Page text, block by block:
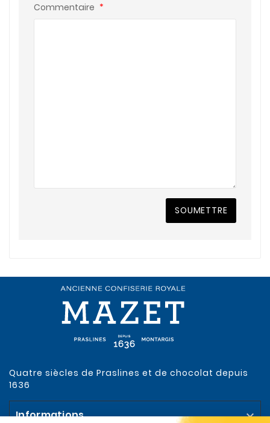
Commentaire *
SOUMETTRE
Quatre siècles de Praslines et de chocolat depuis
1636
Informations 